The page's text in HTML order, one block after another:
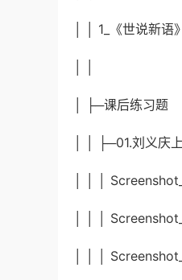
│ │ 1_《世说新
│ ├─课后练习题
│ │ ├─01.刘义庆上
│ │ │
│ │ │
│ │ │